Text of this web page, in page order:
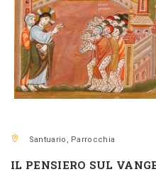
Santuario, Parrocchia
IL PENSIERO SUL